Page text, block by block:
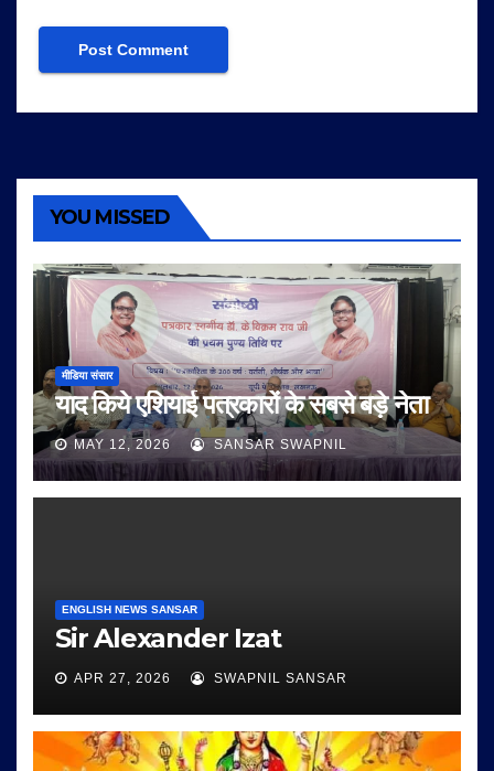
YOU MISSED
मीडिया संसार
याद किये एशियाई पत्रकारों के सबसे बड़े नेता
MAY 12, 2026 SANSAR SWAPNIL
ENGLISH NEWS SANSAR
Sir Alexander Izat
APR 27, 2026 SWAPNIL SANSAR